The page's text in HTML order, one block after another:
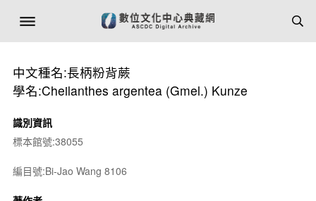
中文種名:長柄粉背蕨
學名:Cheilanthes argentea (Gmel.) Kunze
識別資訊
標本館號:38055
編目號:Bi-Jao Wang 8106